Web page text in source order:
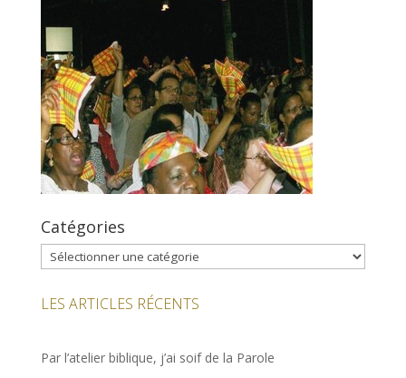
Catégories
Catégories
LES ARTICLES RÉCENTS
Par l’atelier biblique, j’ai soif de la Parole